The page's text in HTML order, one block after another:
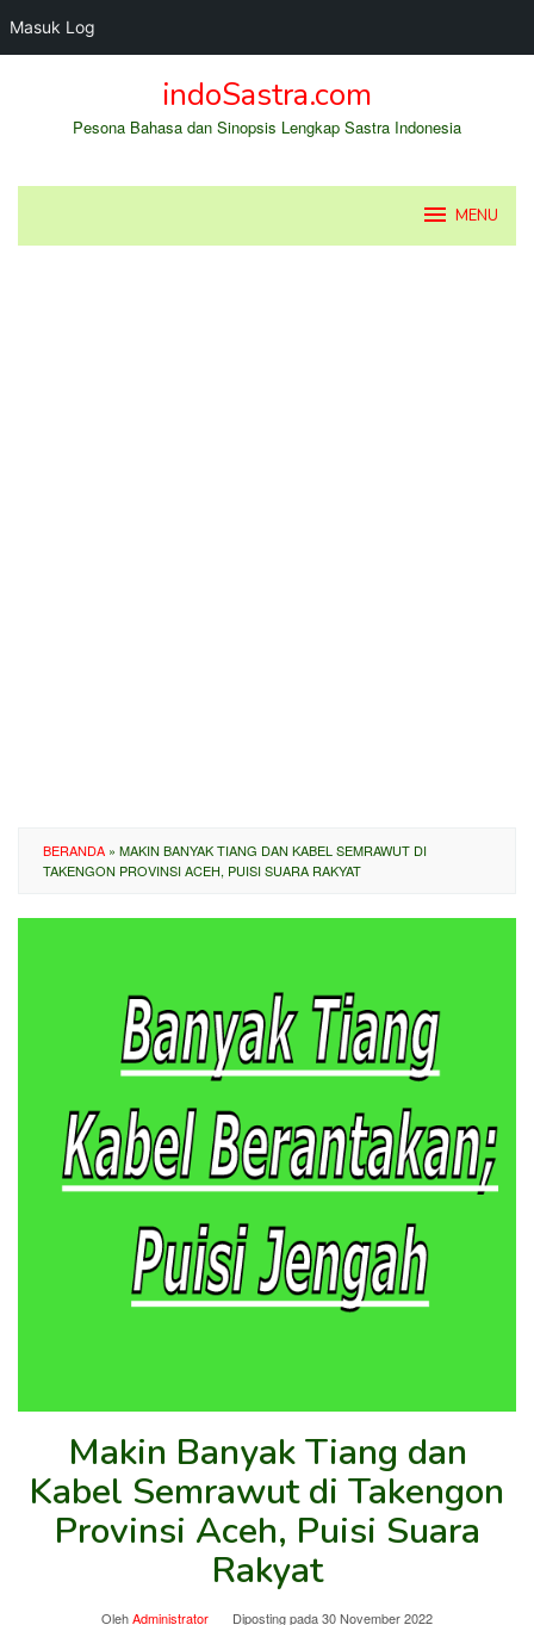
Masuk Log
indoSastra.com
Pesona Bahasa dan Sinopsis Lengkap Sastra Indonesia
MENU
BERANDA » MAKIN BANYAK TIANG DAN KABEL SEMRAWUT DI
TAKENGON PROVINSI ACEH, PUISI SUARA RAKYAT
Makin Banyak Tiang dan
Kabel Semrawut di Takengon
Provinsi Aceh, Puisi Suara
Rakyat
OlehAdministrator Diposting pada30 November 2022